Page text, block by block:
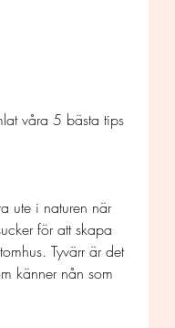
våra 5 bästa tips
ute i naturen när
för att skapa
Tyvärr är det
känner nån som